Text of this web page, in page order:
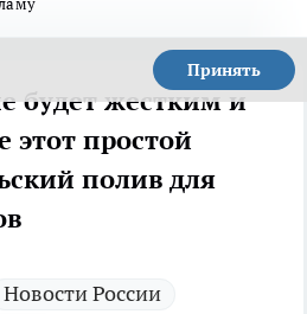
Принять
будет жестким и
этот простой
полив для
Новости России